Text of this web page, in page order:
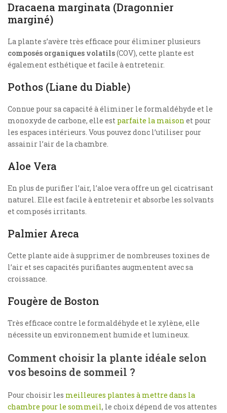
Dracaena marginata (Dragonnier
marginé)
La plante s’avère très efficace pour éliminer plusieurs
composés organiques volatils(COV), cette plante est
également esthétique et facile à entretenir.
Pothos (Liane du Diable)
Connue pour sa capacité à éliminer le formaldéhyde et le
monoxyde de carbone, elle est parfaite la maison et pour
les espaces intérieurs. Vous pouvez donc l’utiliser pour
assainir l’air de la chambre.
Aloe Vera
En plus de purifier l’air, l’aloe vera offre un gel cicatrisant
naturel. Elle est facile à entretenir et absorbe les solvants
et composés irritants.
Palmier Areca
Cette plante aide à supprimer de nombreuses toxines de
l’air et ses capacités purifiantes augmentent avec sa
croissance.
Fougère de Boston
Très efficace contre le formaldéhyde et le xylène, elle
nécessite un environnement humide et lumineux.
Comment choisir la plante idéale selon
vos besoins de sommeil ?
Pour choisir les meilleures plantes à mettre dans la
chambre pour le sommeil, le choix dépend de vos attentes